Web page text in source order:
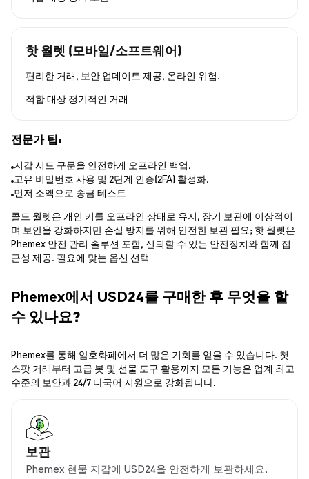
핫 월렛 (모바일/소프트웨어)
편리한 거래, 보안 업데이트 제공, 온라인 위험.
적합 대상 정기적인 거래
전문가 팁:
지갑 시드 구문을 안전하게 오프라인 백업.
고유 비밀번호 사용 및 2단계 인증(2FA) 활성화.
먼저 소액으로 송금 테스트
콜드 월렛은 개인 키를 오프라인 상태로 유지, 장기 보관에 이상적이
며 보안을 강화하지만 손실 방지를 위해 안전한 보관 필요; 핫 월렛은
Phemex 안전 관리 솔루션 포함, 신뢰할 수 있는 안전장치와 함께 접
근성 제공. 필요에 맞는 옵션 선택
Phemex에서 USD24를 구매한 후 무엇을 할
수 있나요?
Phemex를 통해 암호화폐에서 더 많은 기회를 얻을 수 있습니다. 첫
스팟 거래부터 고급 봇 및 선물 도구 활용까지 모든 기능은 업계 최고
수준의 보안과 24/7 다국어 지원으로 강화됩니다.
보관
Phemex 현물 지갑에 USD24을 안전하게 보관하세요.